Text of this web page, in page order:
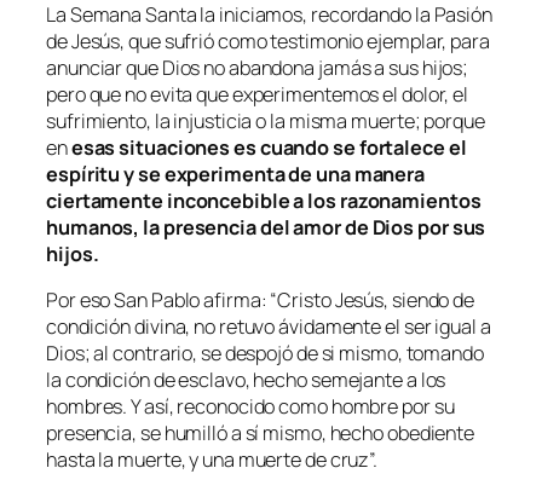
La Semana Santa la iniciamos, recordando la Pasión
de Jesús, que sufrió como testimonio ejemplar, para
anunciar que Dios no abandona jamás a sus hijos;
pero que no evita que experimentemos el dolor, el
sufrimiento, la injusticia o la misma muerte; porque
enesas situaciones es cuando se fortalece el
espíritu y se experimenta de una manera
ciertamente inconcebible a los razonamientos
humanos, la presencia del amor de Dios por sus
hijos.
Por eso San Pablo afirma: “Cristo Jesús, siendo de
condición divina, no retuvo ávidamente el ser igual a
Dios; al contrario, se despojó de si mismo, tomando
la condición de esclavo, hecho semejante a los
hombres. Y así, reconocido como hombre por su
presencia, se humilló a sí mismo, hecho obediente
hasta la muerte, y una muerte de cruz”.